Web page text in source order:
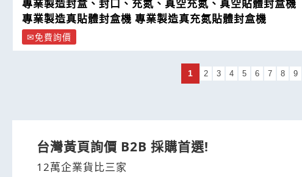
專業製造封盒、封口、充氮、真空充氮、真空貼體封盒機
專業製造真貼體封盒機 專業製造真充氮貼體封盒機
免費詢價
1 2 3 4 5 6 7 8 9
台灣黃頁詢價 B2B 採購首選!
12萬企業貨比三家